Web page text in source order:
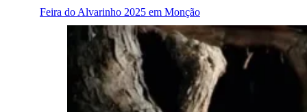
Feira do Alvarinho 2025 em Monção